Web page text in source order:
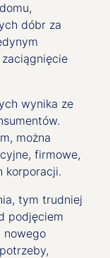
dóbr za
wynika ze
można
firmowe,
korporacji.
tym trudniej
podjęciem
nowego